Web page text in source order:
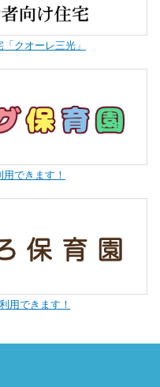
クオーレ三光」
できます！
用できます！